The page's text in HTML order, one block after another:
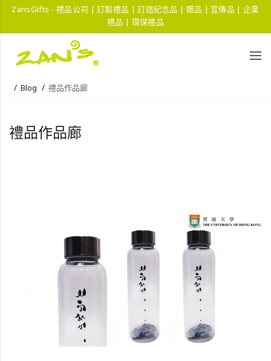
ZansGifts - 禮品公司 | 訂製禮品 | 訂造紀念品 | 贈品 | 宣傳品 | 企業
禮品 | 環保禮品
Blog 禮品作品廊
禮品作品廊